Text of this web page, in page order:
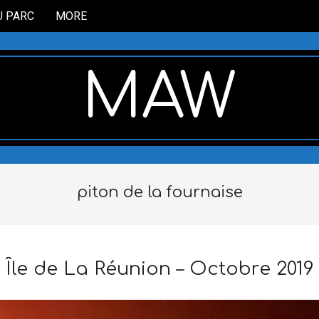
PARC MORE
MAW
piton de la fournaise
Île de La Réunion – Octobre 2019